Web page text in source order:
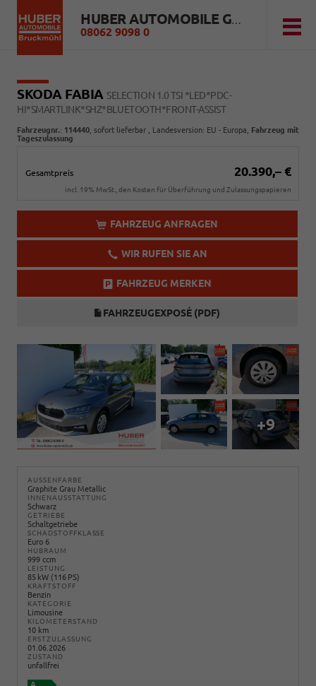
HUBER AUTOMOBILE GMBH
08062 9098 0
SKODA FABIA SELECTION 1.0 TSI *LED*PDC-
HI*SMARTLINK*SHZ*BLUETOOTH*FRONT-ASSIST
Fahrzeugnr.: 114440 sofort lieferbar , Landesversion: EU - Europa, Fahrzeug mit
Tageszulassung
Gesamtpreis 20.390,– €
incl. 19% MwSt., den Kosten für Überführung und Zulassungspapieren
FAHRZEUG ANFRAGEN
WIR RUFEN SIE AN
FAHRZEUG MERKEN
FAHRZEUGEXPOSÉ (PDF)
+9
AUSSENFARBE
Graphite Grau Metallic
INNENAUSSTATTUNG
Schwarz
GETRIEBE
Schaltgetriebe
SCHADSTOFFKLASSE
Euro 6
HUBRAUM
999 ccm
LEISTUNG
85 kW (116 PS)
KRAFTSTOFF
Benzin
KATEGORIE
Limousine
KILOMETERSTAND
10 km
ERSTZULASSUNG
01.06.2026
ZUSTAND
unfallfrei